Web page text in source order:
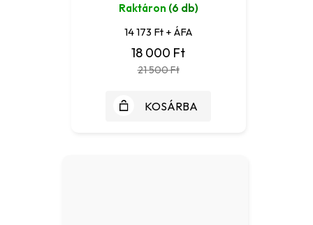
Raktáron (6 db)
14 173 Ft + ÁFA
18 000 Ft
21 500 Ft
KOSÁRBA